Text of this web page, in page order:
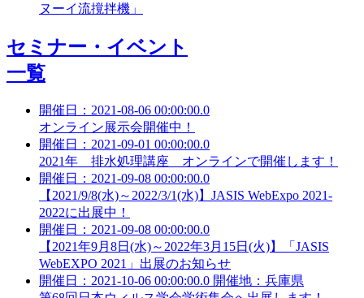
ヌーイ流撹拌機」
セミナー・イベント
一覧
開催日：2021-08-06 00:00:00.0
オンライン展示会開催中！
開催日：2021-09-01 00:00:00.0
2021年 排水処理講座 オンラインで開催します！
開催日：2021-09-08 00:00:00.0
【2021/9/8(水)～2022/3/1(水)】JASIS WebExpo 2021-
2022に出展中！
開催日：2021-09-08 00:00:00.0
【2021年9月8日(水)～2022年3月15日(火)】「JASIS
WebEXPO 2021」出展のお知らせ
開催日：2021-10-06 00:00:00.0 開催地：兵庫県